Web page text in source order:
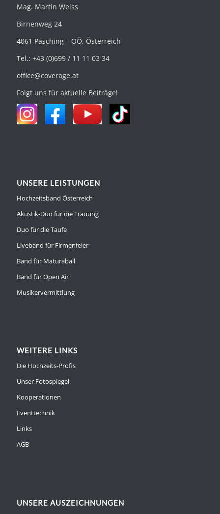
Mag. Martin Weiss
Birnenweg 24
4061 Pasching – OÖ, Österreich
Tel.: +43 (0)699 / 11 11 03 34
office@coverage.at
Folgt uns für aktuelle Beiträge!
UNSERE LEISTUNGEN
Hochzeitsband Österreich
Akustik-Duo für die Trauung
Duo für die Taufe
Liveband für Firmenfeier
Band für Maturaball
Band für Open Air
Musikervermittlung
WEITERE LINKS
Die Hochzeits-Profis
Unser Fotospiegel
Kooperationen
Eventtechnik
Links
AGB
UNSERE AUSZEICHNUNGEN